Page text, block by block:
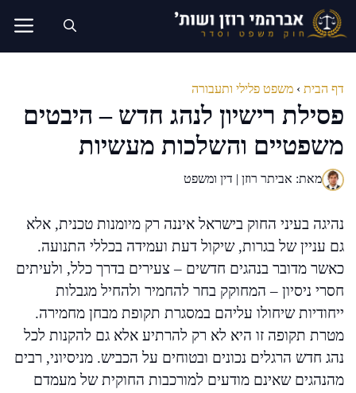
לדלג
לתוכן
דף הבית › משפט פלילי ותעבורה
פסילת רישיון לנהג חדש – היבטים
משפטיים והשלכות מעשיות
מאת: אביתר רוזן | דין ומשפט
נהיגה בעיני החוק בישראל איננה רק מיומנות טכנית, אלא
גם עניין של בגרות, שיקול דעת ועמידה בכללי התנועה.
כאשר מדובר בנהגים חדשים – צעירים בדרך כלל, ולעיתים
חסרי ניסיון – המחוקק בחר להחמיר ולהחיל מגבלות
ייחודיות שיחולו עליהם במסגרת תקופת מבחן מחמירה.
מטרת תקופה זו היא לא רק להרתיע אלא גם להקנות לכל
נהג חדש הרגלים נכונים ובטוחים על הכביש. מניסיוני, רבים
מהנהגים שאינם מודעים למורכבות החוקית של מעמדם